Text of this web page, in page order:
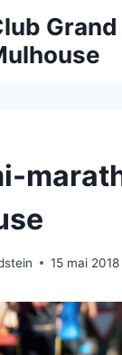
Grand
15 mai 2018